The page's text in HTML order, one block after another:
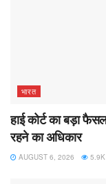
भारत
हाई कोर्ट का बड़ा
रहने का अधिकार
AUGUST 6, 2026 5.9K